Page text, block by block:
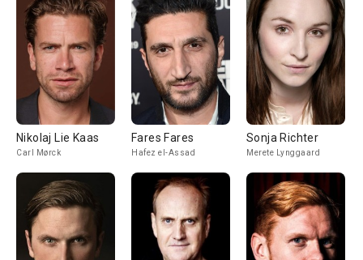
Nikolaj Lie Kaas
Carl Mørck
Fares Fares
Hafez el-Assad
Sonja Richter
Merete Lynggaard